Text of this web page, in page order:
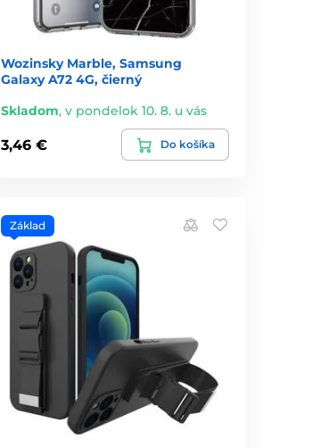
Wozinsky Marble, Samsung
Galaxy A72 4G, čierný
Skladom,v pondelok 10. 8. u vás
3,46 € Do košíka
Základ